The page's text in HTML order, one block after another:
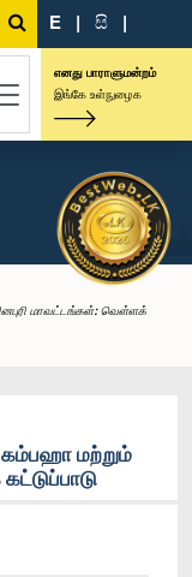
E | සි |
எனது பாராளுமன்றம்
இங்கே உள்நுழைக
மாவட்டங்கள்: வெள்ளக்
கம்பஹா மற்றும்